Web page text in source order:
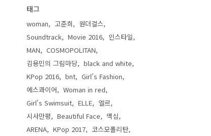
태그
woman 고준희
원더걸스
Soundtrack
Movie 2016
인스타일
MAN
COSMOPOLITAN
김용민의 그림마당
black and white
KPop 2016
bnt
Girl's Fashion
에스콰이어
Woman in red
Girl's Swimsuit
ELLE
엘르
시사만평
Beautiful Face
맥심
ARENA
KPop 2017
코스모폴리탄